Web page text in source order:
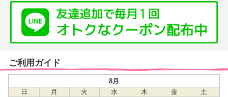
ご利用ガイド
8月
日
月 火 水 木 金
土